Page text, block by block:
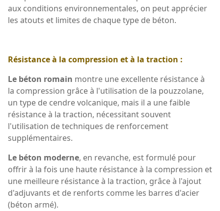
aux conditions environnementales, on peut apprécier
les atouts et limites de chaque type de béton.
Résistance à la compression et à la traction :
Le béton romain montre une excellente résistance à
la compression grâce à l'utilisation de la pouzzolane,
un type de cendre volcanique, mais il a une faible
résistance à la traction, nécessitant souvent
l'utilisation de techniques de renforcement
supplémentaires.
Le béton moderne, en revanche, est formulé pour
offrir à la fois une haute résistance à la compression et
une meilleure résistance à la traction, grâce à l'ajout
d'adjuvants et de renforts comme les barres d'acier
(béton armé).